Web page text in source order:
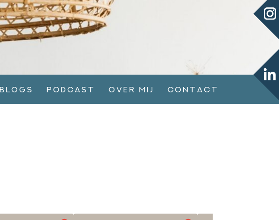
Blogs Podcast Over mij Contact